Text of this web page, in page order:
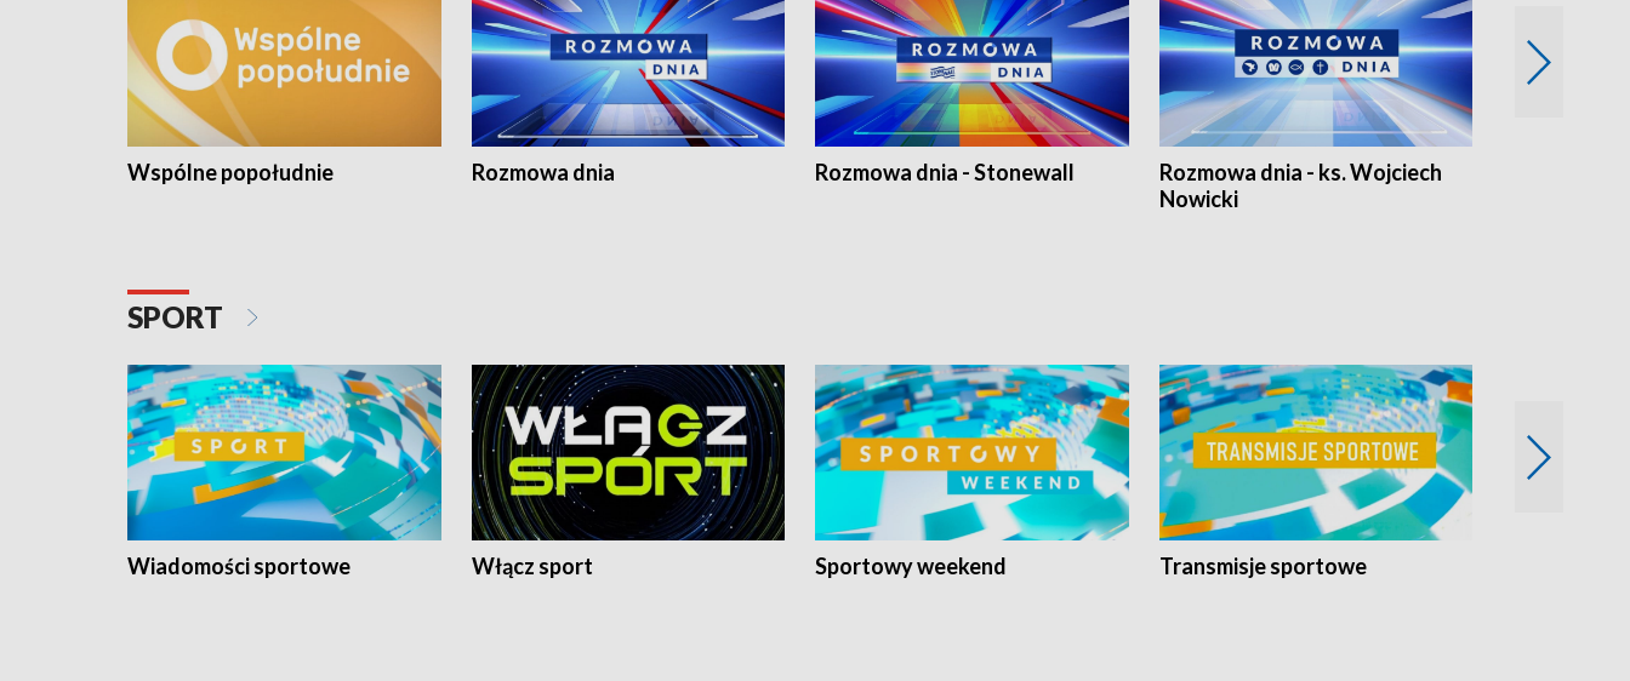
Wspólne popołudnie Rozmowa dnia Rozmowa dnia - Stonewall
Rozmowa dnia - ks. Wojciech
Nowicki
SPORT
Wiadomości sportowe Włącz sport Sportowy weekend Transmisje sportowe